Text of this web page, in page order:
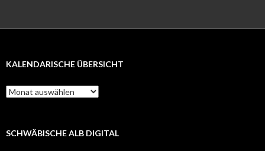
KALENDARISCHE ÜBERSICHT
Kalendarische
Übersicht
SCHWÄBISCHE ALB DIGITAL